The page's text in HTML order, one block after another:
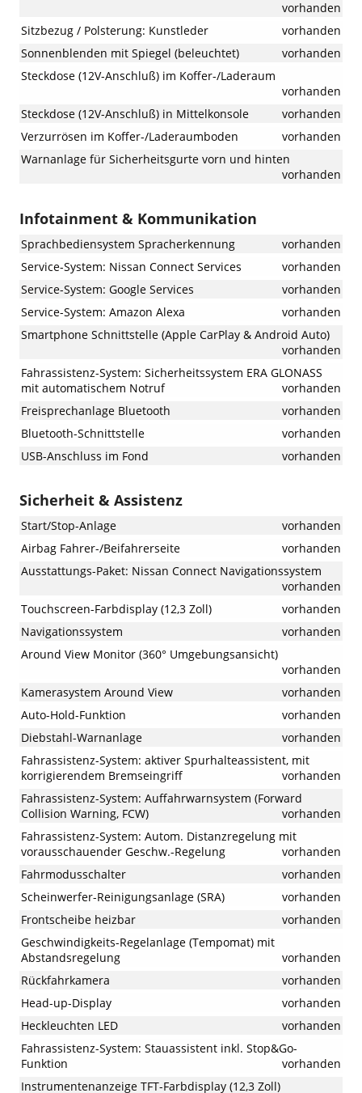
vorhanden
Sitzbezug / Polsterung: Kunstleder
vorhanden
Sonnenblenden mit Spiegel (beleuchtet)
vorhanden
Steckdose (12V-Anschluß) im Koffer-/Laderaum
vorhanden
Steckdose (12V-Anschluß) in Mittelkonsole
vorhanden
Verzurrösen im Koffer-/Laderaumboden
vorhanden
Warnanlage für Sicherheitsgurte vorn und hinten
vorhanden
Infotainment & Kommunikation
Sprachbediensystem Spracherkennung
vorhanden
Service-System: Nissan Connect Services
vorhanden
Service-System: Google Services
vorhanden
Service-System: Amazon Alexa
vorhanden
Smartphone Schnittstelle (Apple CarPlay & Android Auto)
vorhanden
Fahrassistenz-System: Sicherheitssystem ERA GLONASS
mit automatischem Notruf
vorhanden
Freisprechanlage Bluetooth
vorhanden
Bluetooth-Schnittstelle
vorhanden
USB-Anschluss im Fond
vorhanden
Sicherheit & Assistenz
Start/Stop-Anlage
vorhanden
Airbag Fahrer-/Beifahrerseite
vorhanden
Ausstattungs-Paket: Nissan Connect Navigationssystem
vorhanden
Touchscreen-Farbdisplay (12,3 Zoll)
vorhanden
Navigationssystem
vorhanden
Around View Monitor (360° Umgebungsansicht)
vorhanden
Kamerasystem Around View
vorhanden
Auto-Hold-Funktion
vorhanden
Diebstahl-Warnanlage
vorhanden
Fahrassistenz-System: aktiver Spurhalteassistent, mit
korrigierendem Bremseingriff
vorhanden
Fahrassistenz-System: Auffahrwarnsystem (Forward
Collision Warning, FCW)
vorhanden
Fahrassistenz-System: Autom. Distanzregelung mit
vorausschauender Geschw.-Regelung
vorhanden
Fahrmodusschalter
vorhanden
Scheinwerfer-Reinigungsanlage (SRA)
vorhanden
Frontscheibe heizbar
vorhanden
Geschwindigkeits-Regelanlage (Tempomat) mit
Abstandsregelung
vorhanden
Rückfahrkamera
vorhanden
Head-up-Display
vorhanden
Heckleuchten LED
vorhanden
Fahrassistenz-System: Stauassistent inkl. Stop&Go-
Funktion
vorhanden
Instrumentenanzeige TFT-Farbdisplay (12,3 Zoll)